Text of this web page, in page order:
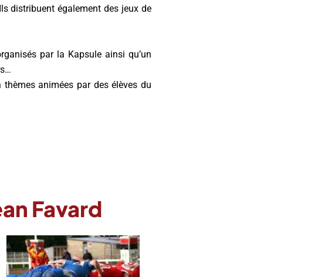
distribuent également des jeux de
par la Kapsule ainsi qu’un
animées par des élèves du
Favard